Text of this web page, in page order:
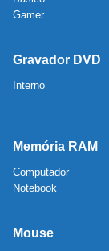
Gamer
Gravador DVD
Interno
Memória RAM
Computador
Notebook
Mouse